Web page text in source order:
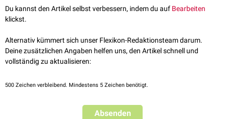
Du kannst den Artikel selbst verbessern, indem du auf Bearbeiten
klickst.
Alternativ kümmert sich unser Flexikon-Redaktionsteam darum.
Deine zusätzlichen Angaben helfen uns, den Artikel schnell und
vollständig zu aktualisieren:
500 Zeichen verbleibend. Mindestens 5 Zeichen benötigt.
Absenden